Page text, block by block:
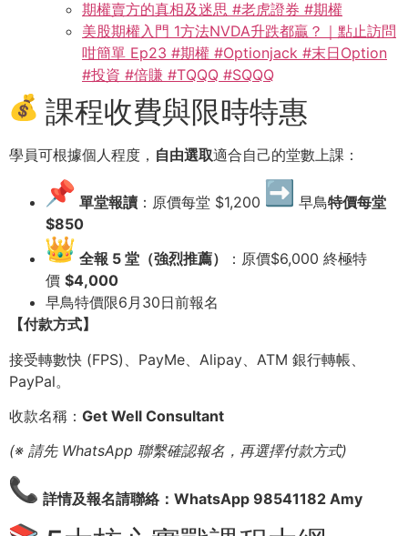
期權賣方的真相及迷思 #老虎證券 #期權
美股期權入門 1方法NVDA升跌都贏？｜點止訪問
咁簡單 Ep23 #期權 #Optionjack #末日Option
#投資 #倍賺 #TQQQ #SQQQ
課程收費與限時特惠
學員可根據個人程度， 自由選取適合自己的堂數上課：
單堂報讀 ：原價每堂 $1,200 早鳥特價每堂
$850
全報 5 堂（強烈推薦）
：原價$6,000 終極特
價 $4,000
早鳥特價限6月30日前報名
【付款方式】
接受轉數快 (FPS)、PayMe、Alipay、ATM 銀行轉帳、
PayPal。
收款名稱： Get Well Consultant
(※ 請先 WhatsApp 聯繫確認報名，再選擇付款方式)
詳情及報名請聯絡：WhatsApp 98541182 Amy